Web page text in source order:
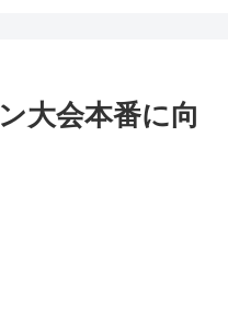
大会本番に向